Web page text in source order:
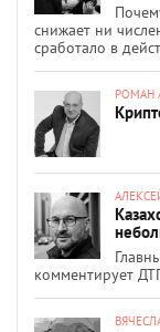
снижает ни
сработало в
РОМАН
комментирует